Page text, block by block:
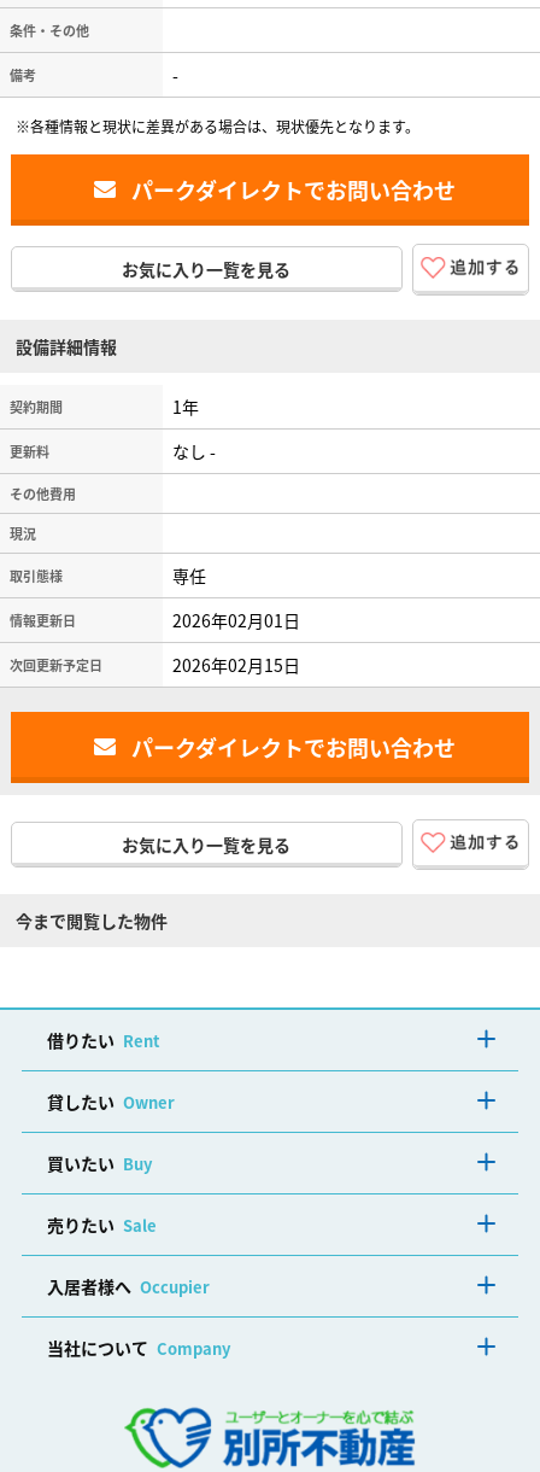
条件・その他
備考 -
※各種情報と現状に差異がある場合は、現状優先となります。
パークダイレクトでお問い合わせ
お気に入り一覧を見る
設備詳細情報
契約期間 1年
更新料 なし -
その他費用
現況
取引態様 専任
情報更新日 2026年02月01日
次回更新予定日 2026年02月15日
パークダイレクトでお問い合わせ
お気に入り一覧を見る
今まで閲覧した物件
借りたい Rent
貸したい Owner
買いたい Buy
売りたい Sale
入居者様へ Occupier
当社について Company